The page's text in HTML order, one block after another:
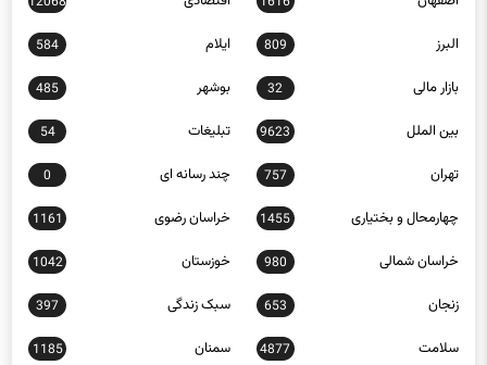
البرز 809
584
بازار مالی 32 بوشهر 485
بین الملل 9623 تبلیغات 54
تهران 757 چند رسانه ای 0
چهارمحال و بختیاری 1455 خراسان رضوی 1161
خراسان شمالی 980 خوزستان 1042
زنجان 653 سبک زندگی 397
سلامت 4877 سمنان 1185
سیاسی سیستان و بلوچستان